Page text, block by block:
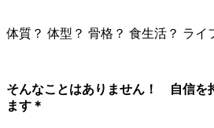
体質？ 体型？ 骨格？ 食生活？ ライ
そんなことはありません！ 自信を
ます＊